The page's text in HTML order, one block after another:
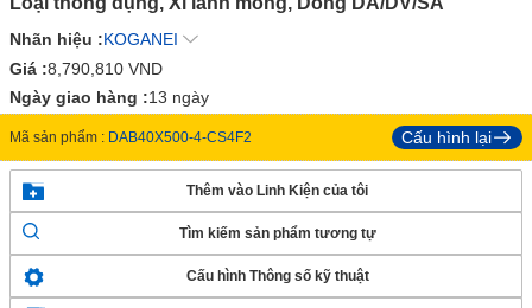
Nhãn hiệu :KOGANEI
Giá :8,790,810 VND
Ngày giao hàng :13 ngày
Mã sản phẩm : DAB40X500-4-CS4F2 Cấu hình lại
Thêm vào Linh Kiện của tôi
Tìm kiếm sản phẩm tương tự
Cấu hình Thông số kỹ thuật